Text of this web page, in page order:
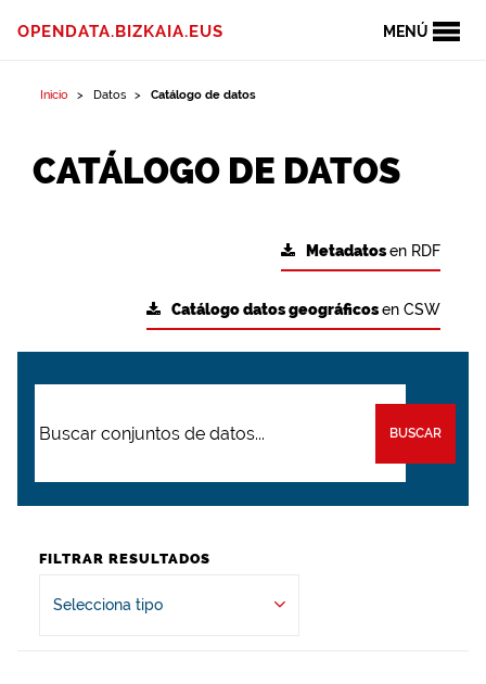
MENÚ
OPENDATA.BIZKAIA.EUS
Inicio Datos Catálogo de datos
CATÁLOGO DE DATOS
Metadatosen RDF
Catálogo datos geográficosen CSW
BUSCAR
FILTRAR RESULTADOS
Selecciona tipo